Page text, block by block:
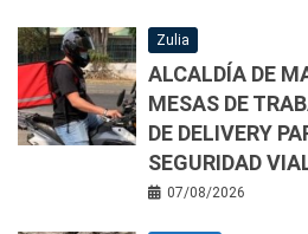
Zulia
ALCALDÍA DE
MESAS DE
DE DELIVERY
SEGURIDAD
07/08/2026